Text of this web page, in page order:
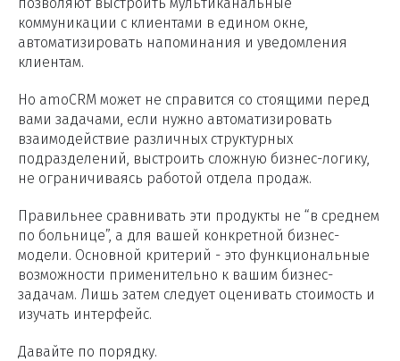
коммуникации с клиентами в едином окне,
автоматизировать напоминания и уведомления
клиентам.
Но amoCRM может не справится со стоящими перед
вами задачами, если нужно автоматизировать
взаимодействие различных структурных
подразделений, выстроить сложную бизнес-логику,
не ограничиваясь работой отдела продаж.
Правильнее сравнивать эти продукты не “в среднем
по больнице”, а для вашей конкретной бизнес-
модели. Основной критерий - это функциональные
возможности применительно к вашим бизнес-
задачам. Лишь затем следует оценивать стоимость и
изучать интерфейс.
Давайте по порядку.